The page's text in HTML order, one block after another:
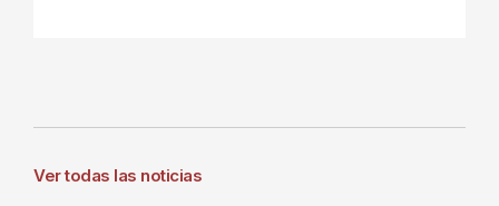
Ver todas las noticias